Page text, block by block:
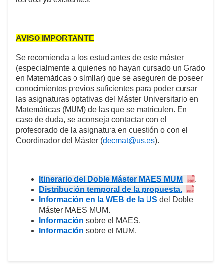
AVISO IMPORTANTE
Se recomienda a los estudiantes de este máster
(especialmente a quienes no hayan cursado un Grado
en Matemáticas o similar) que se aseguren de poseer
conocimientos previos suficientes para poder cursar
las asignaturas optativas del Máster Universitario en
Matemáticas (MUM) de las que se matriculen. En
caso de duda, se aconseja contactar con el
profesorado de la asignatura en cuestión o con el
Coordinador del Máster (decmat@us.es).
Itinerario del Doble Máster MAES MUM
.
Distribución temporal de la propuesta.
Información en la WEB de la US del Doble
Máster MAES MUM.
Información sobre el MAES.
Información sobre el MUM.